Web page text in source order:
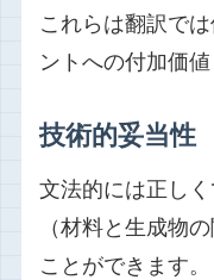
これらは翻訳で
ントへの付加価
技術的妥当性
文法的には正し
（材料と生成物
ことができます。